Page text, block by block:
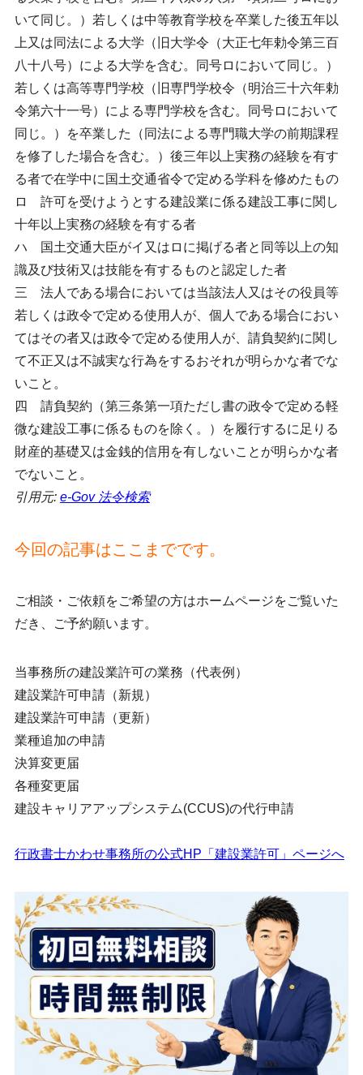
いて同じ。）若しくは中等教育学校を卒業した後五年以
上又は同法による大学（旧大学令（大正七年勅令第三百
八十八号）による大学を含む。同号ロにおいて同じ。）
若しくは高等専門学校（旧専門学校令（明治三十六年勅
令第六十一号）による専門学校を含む。同号ロにおいて
同じ。）を卒業した（同法による専門職大学の前期課程
を修了した場合を含む。）後三年以上実務の経験を有す
る者で在学中に国土交通省令で定める学科を修めたもの
ロ 許可を受けようとする建設業に係る建設工事に関し
十年以上実務の経験を有する者
ハ 国土交通大臣がイ又はロに掲げる者と同等以上の知
識及び技術又は技能を有するものと認定した者
三 法人である場合においては当該法人又はその役員等
若しくは政令で定める使用人が、個人である場合におい
てはその者又は政令で定める使用人が、請負契約に関し
て不正又は不誠実な行為をするおそれが明らかな者でな
いこと。
四 請負契約（第三条第一項ただし書の政令で定める軽
微な建設工事に係るものを除く。）を履行するに足りる
財産的基礎又は金銭的信用を有しないことが明らかな者
でないこと。
引用元: e-Gov 法令検索
今回の記事はここまでです。
ご相談・ご依頼をご希望の方はホームページをご覧いた
だき、ご予約願います。
当事務所の建設業許可の業務（代表例）
建設業許可申請（新規）
建設業許可申請（更新）
業種追加の申請
決算変更届
各種変更届
建設キャリアアップシステム(CCUS)の代行申請
行政書士かわせ事務所の公式HP「建設業許可」ページへ